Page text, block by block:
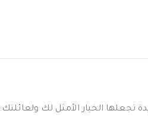
تجعلها الخيار الأمثل لك ولعائلتك: